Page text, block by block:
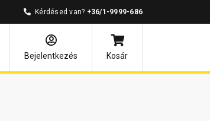
Kérdésed van? +36/1-9999-686
Bejelentkezés
Kosár